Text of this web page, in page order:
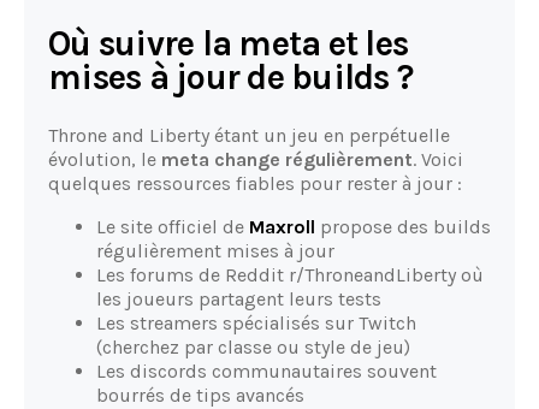
Où suivre la meta et les
mises à jour de builds ?
Throne and Liberty étant un jeu en perpétuelle
évolution, le meta change régulièrement. Voici
quelques ressources fiables pour rester à jour :
Le site officiel de Maxroll propose des builds
régulièrement mises à jour
Les forums de Reddit r/ThroneandLiberty où
les joueurs partagent leurs tests
Les streamers spécialisés sur Twitch
(cherchez par classe ou style de jeu)
Les discords communautaires souvent
bourrés de tips avancés